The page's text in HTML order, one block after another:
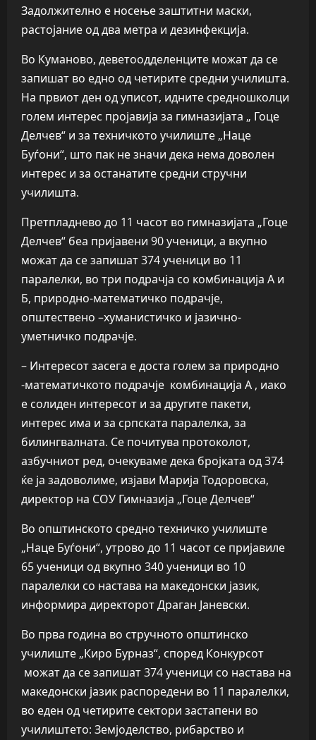
Задолжително е носење заштитни маски,
растојание од два метра и дезинфекција.
Во Куманово, деветоодделенците можат да се
запишат во едно од четирите средни училишта.
На првиот ден од уписот, идните средношколци
голем интерес пројавија за гимназијата „ Гоце
Делчев“ и за техничкото училиште „Наце
Буѓони“, што пак не значи дека нема доволен
интерес и за останатите средни стручни
училишта.
Претпладнево до 11 часот во гимназијата „Гоце
Делчев“ беа пријавени 90 ученици, а вкупно
можат да се запишат 374 ученици во 11
паралелки, во три подрачја со комбинација А и
Б, природно-математичко подрачје,
општествено –хуманистичко и јазично-
уметничко подрачје.
– Интересот засега е доста голем за природно
-математичкото подрачје комбинација А , иако
е солиден интересот и за другите пакети,
интерес има и за српската паралелка, за
билингвалната. Се почитува протоколот,
азбучниот ред, очекуваме дека бројката од 374
ќе ја задоволиме, изјави Марија Тодоровска,
директор на СОУ Гимназија „Гоце Делчев“
Во општинското средно техничко училиште
„Наце Буѓони“, утрово до 11 часот се пријавиле
65 ученици од вкупно 340 ученици во 10
паралелки со настава на македонски јазик,
информира директорот Драган Јаневски.
Во прва година во стручното општинско
училиште „Киро Бурназ“, според Конкурсот
можат да се запишат 374 ученици со настава на
македонски јазик распоредени во 11 паралелки,
во еден од четирите сектори застапени во
училиштето: Земјоделство, рибарство и